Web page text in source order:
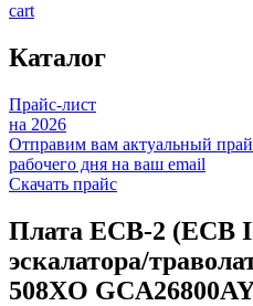
cart
Каталог
Прайс-лист
на 2026
Отправим вам актуальный
рабочего дня на ваш email
Скачать прайс
Плата ECB-2 (ECB
эскалатора/
508XO